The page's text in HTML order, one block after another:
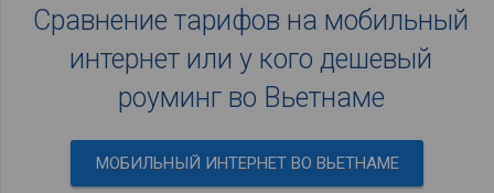
Сравнение тарифов на мобильный
интернет или у кого дешевый
роуминг во Вьетнаме
МОБИЛЬНЫЙ ИНТЕРНЕТ ВО ВЬЕТНАМЕ